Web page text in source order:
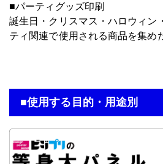
■パーティグッズ印刷
誕生日・クリスマス・ハロウィン
ティ関連で使用される商品を集め
■使用する目的・用途別